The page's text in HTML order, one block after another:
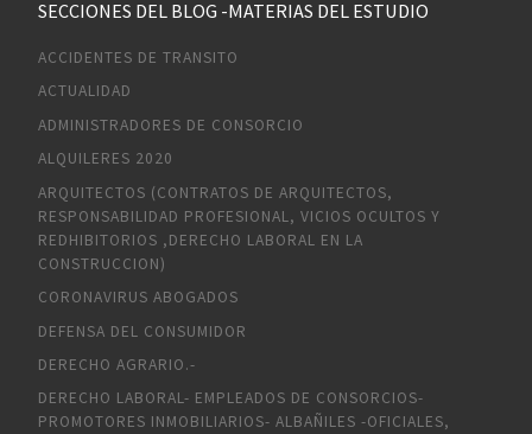
SECCIONES DEL BLOG -MATERIAS DEL ESTUDIO
ACCIDENTES DE TRANSITO
ACTUALIDAD
ADMINISTRADORES DE CONSORCIO
ALQUILERES 2020
ARQUITECTOS (CONTRATOS DE ARQUITECTOS,
RESPONSABILIDAD PROFESIONAL, VICIOS OCULTOS Y
REDHIBITORIOS ,DERECHO LABORAL EN LA
CONSTRUCCION)
CORONAVIRUS ABOGADOS
DEFENSA DEL CONSUMIDOR
DERECHO AGRARIO.-
DERECHO LABORAL- EMPLEADOS DE CONSORCIOS-
PROMOTORES INMOBILIARIOS- ALBAÑILES -OFICIALES,